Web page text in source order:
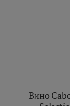
Вино